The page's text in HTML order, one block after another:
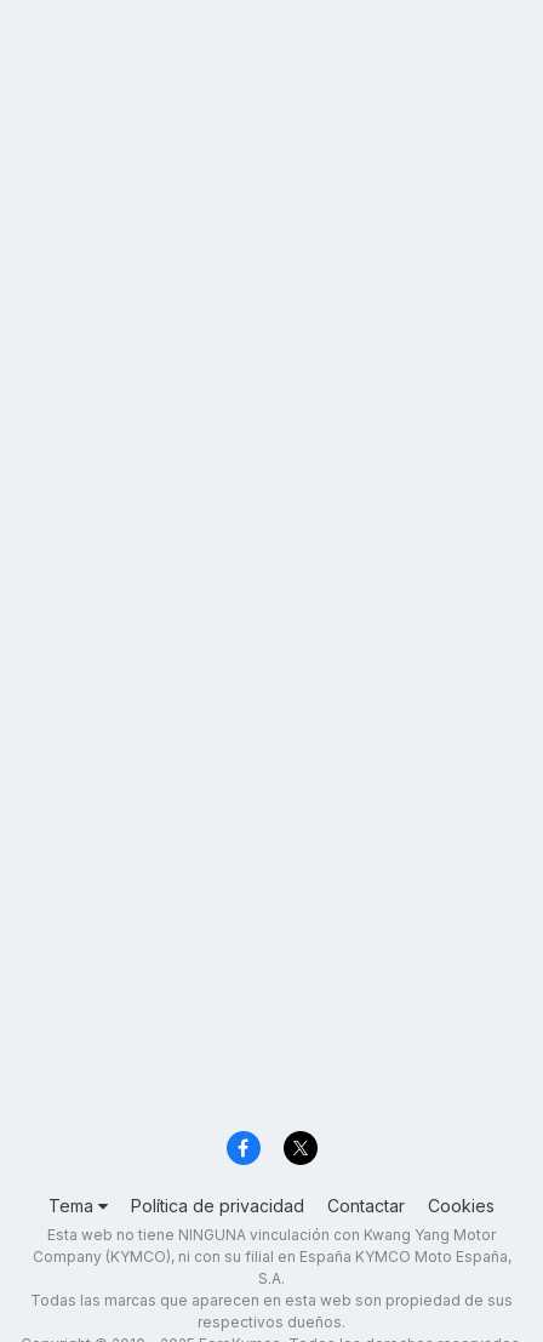
Tema Política de privacidad Contactar Cookies
Esta web no tiene NINGUNA vinculación con Kwang Yang Motor
Company (KYMCO), ni con su filial en España KYMCO Moto España,
S.A.
Todas las marcas que aparecen en esta web son propiedad de sus
respectivos dueños.